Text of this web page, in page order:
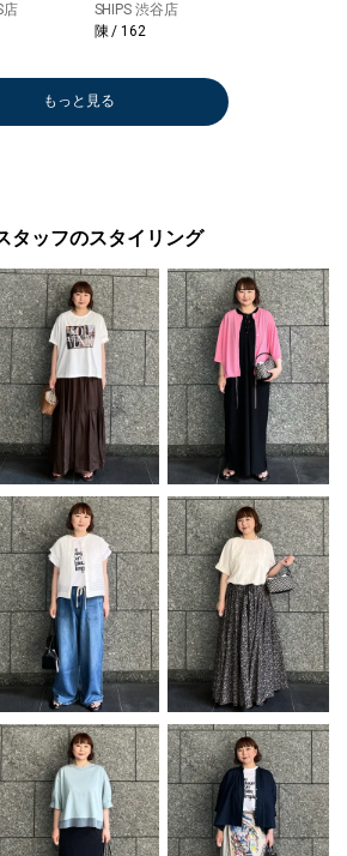
店
SHIPS 渋谷店
陳 / 162
もっと見る
タッフのスタイリング